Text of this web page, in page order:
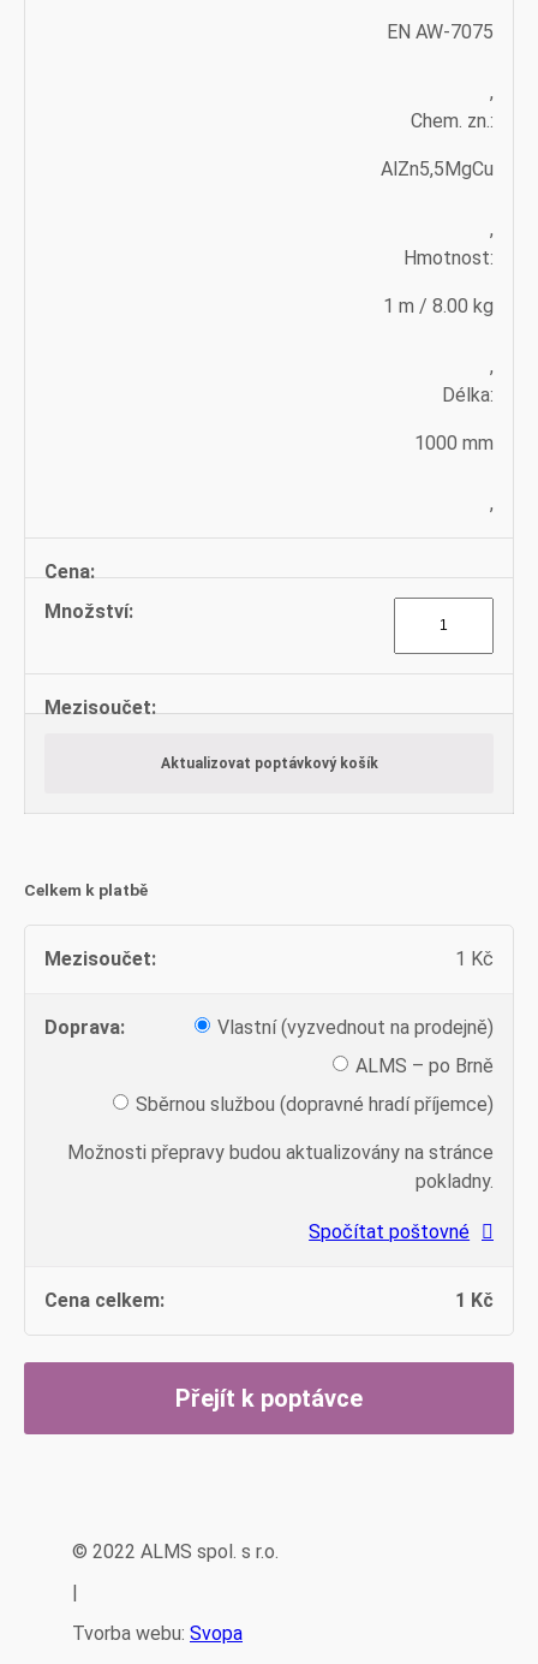
EN AW-7075
,
Chem. zn.:
AlZn5,5MgCu
,
Hmotnost:
1 m / 8.00 kg
,
Délka:
1000 mm
,
Aktualizovat poptávkový košík
Celkem k platbě
1 Kč
Vlastní (vyzvednout na prodejně)
ALMS – po Brně
Sběrnou službou (dopravné hradí příjemce)
Možnosti přepravy budou aktualizovány na stránce
pokladny.
Spočítat poštovné
1 Kč
Přejít k poptávce
© 2022 ALMS spol. s r.o.
Tvorba webu: Svopa